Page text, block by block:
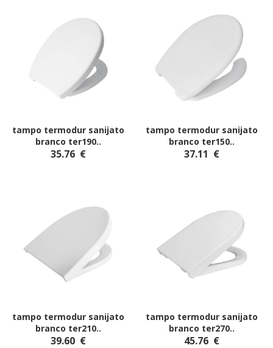
tampo termodur sanijato
branco ter190..
35.76 €
tampo termodur sanijato
branco ter150..
37.11 €
tampo termodur sanijato
branco ter210..
39.60 €
tampo termodur sanijato
branco ter270..
45.76 €